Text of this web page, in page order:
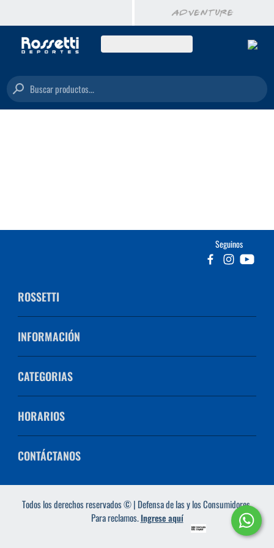
Buscar productos...
Seguinos
ROSSETTI
INFORMACIÓN
CATEGORIAS
HORARIOS
CONTÁCTANOS
Todos los derechos reservados © | Defensa de las y los Consumidores.
Para reclamos.Ingrese aquí